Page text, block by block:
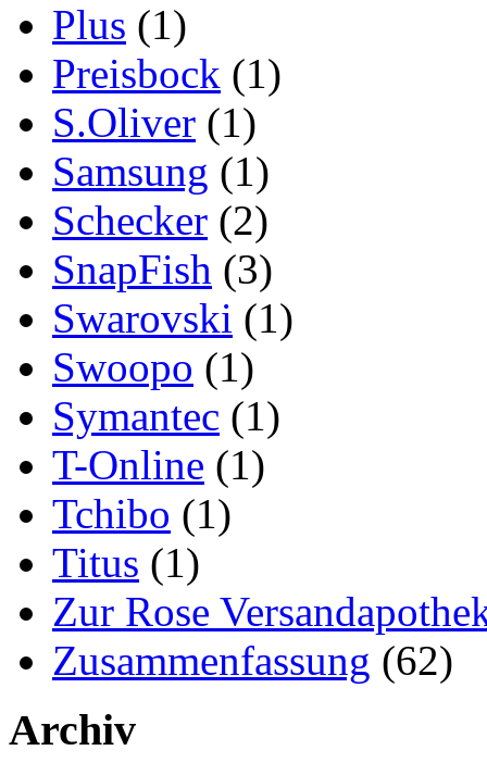
Plus (1)
Preisbock (1)
S.Oliver (1)
Samsung (1)
Schecker (2)
SnapFish (3)
Swarovski (1)
Swoopo (1)
Symantec (1)
T-Online (1)
Tchibo (1)
Titus (1)
Zur Rose
Zusammenfassung (62)
Archiv